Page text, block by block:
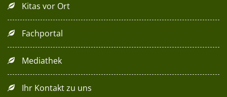
Kitas vor Ort
Fachportal
Mediathek
Ihr Kontakt zu uns